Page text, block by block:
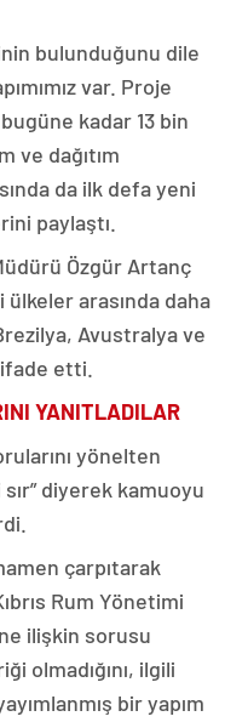
bulunduğunu dile
var. Proje
kadar 13 bin
ve dağıtım
da ilk defa yeni
paylaştı.
Özgür Artanç
arasında daha
Avustralya ve
etti.
YANITLADILAR
yönelten
diyerek kamuoyu
çarpıtarak
Rum Yönetimi
ilişkin sorusu
olmadığını, ilgili
bir yapım